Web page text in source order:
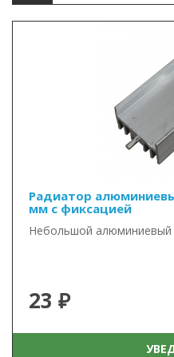
Радиатор
мм с фиксацией
Небольшой алюминиевый
23 ₽